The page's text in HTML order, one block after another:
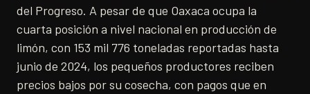
del Progreso. A pesar de que Oaxaca ocupa la
cuarta posición a nivel nacional en producción de
limón, con 153 mil 776 toneladas reportadas hasta
junio de 2024, los pequeños productores reciben
precios bajos por su cosecha, con pagos que en